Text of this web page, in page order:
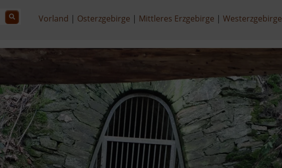
Vorland Osterzgebirge Mittleres Erzgebirge Westerzgebirge